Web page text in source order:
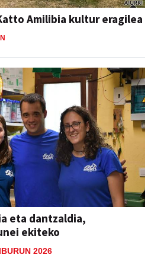
Amilibia kultur eragilea
eta dantzaldia,
ekiteko
2026